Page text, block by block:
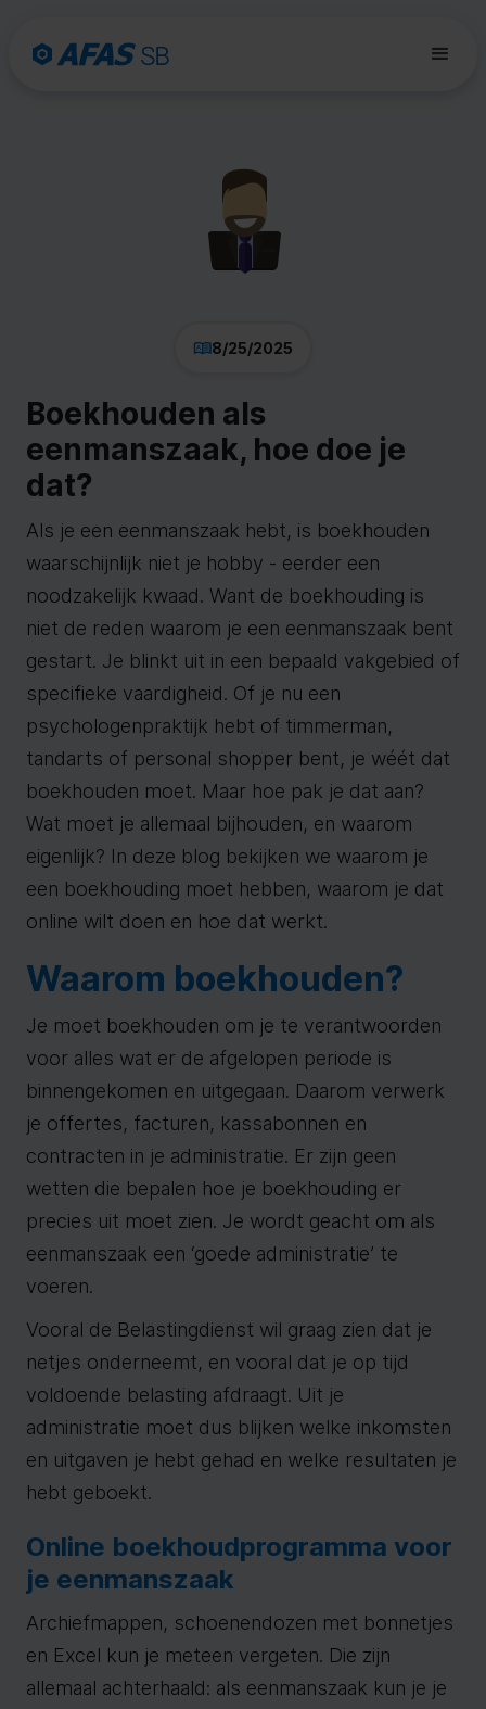
8/25/2025
Boekhouden als
eenmanszaak, hoe doe je
dat?
Als je een eenmanszaak hebt, is boekhouden
waarschijnlijk niet je hobby - eerder een
noodzakelijk kwaad. Want de boekhouding is
niet de reden waarom je een eenmanszaak bent
gestart. Je blinkt uit in een bepaald vakgebied of
specifieke vaardigheid. Of je nu een
psychologenpraktijk hebt of timmerman,
tandarts of personal shopper bent, je wéét dat
boekhouden moet. Maar hoe pak je dat aan?
Wat moet je allemaal bijhouden, en waarom
eigenlijk? In deze blog bekijken we waarom je
een boekhouding moet hebben, waarom je dat
online wilt doen en hoe dat werkt.
Waarom boekhouden?
Je moet boekhouden om je te verantwoorden
voor alles wat er de afgelopen periode is
binnengekomen en uitgegaan. Daarom verwerk
je offertes, facturen, kassabonnen en
contracten in je administratie. Er zijn geen
wetten die bepalen hoe je boekhouding er
precies uit moet zien. Je wordt geacht om als
eenmanszaak een ‘goede administratie’ te
voeren.
Vooral de Belastingdienst wil graag zien dat je
netjes onderneemt, en vooral dat je op tijd
voldoende belasting afdraagt. Uit je
administratie moet dus blijken welke inkomsten
en uitgaven je hebt gehad en welke resultaten je
hebt geboekt.
Online boekhoudprogramma voor
je eenmanszaak
Archiefmappen, schoenendozen met bonnetjes
en Excel kun je meteen vergeten. Die zijn
allemaal achterhaald: als eenmanszaak kun je je